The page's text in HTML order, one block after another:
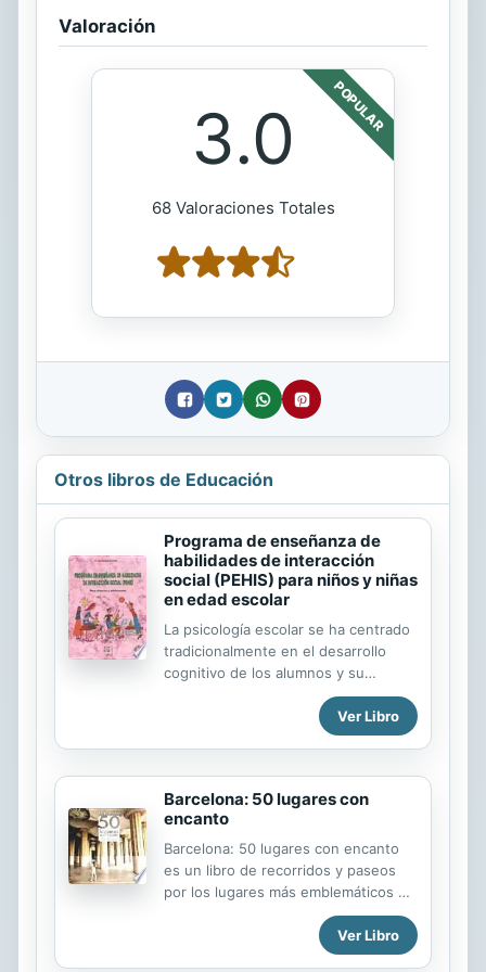
Valoración
POPULAR
3.0
68 Valoraciones Totales
Otros libros de Educación
Programa de enseñanza de
habilidades de interacción
social (PEHIS) para niños y niñas
en edad escolar
La psicología escolar se ha centrado
tradicionalmente en el desarrollo
cognitivo de los alumnos y su
rendimiento escolar, generando
estrategias de evaluación e
intervención dirigidas a ayudar a los
Pero, la educación tiene lugar en un
contexto social, y los
comportamientos sociales de los
alumnos, de los profesores, y la
interacción entre ambos son de
primoridal importancia para el
cada alumno. Olvidar el proceso de
socialización del alumno puede
Ver Libro
Barcelona: 50 lugares con
encanto
Barcelona: 50 lugares con encanto
es un libro de recorridos y paseos
por los lugares más emblemáticos de
la ciudad y sus alrededores. Aunque
es un libro útil, con indicaciones
prácticas para visitar los lugares
Ver Libro